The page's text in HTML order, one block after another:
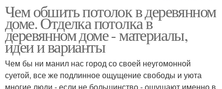
Дом с балками Потолки в старом
Деревянный дом
Гипсокартон в
деревянном доме
Чем обшить потолок в деревянном
доме. Отделка потолка в
деревянном доме - материалы,
идеи и варианты
Чем бы ни манил нас город со своей неугомонной
суетой, все же подлинное ощущение свободы и уюта